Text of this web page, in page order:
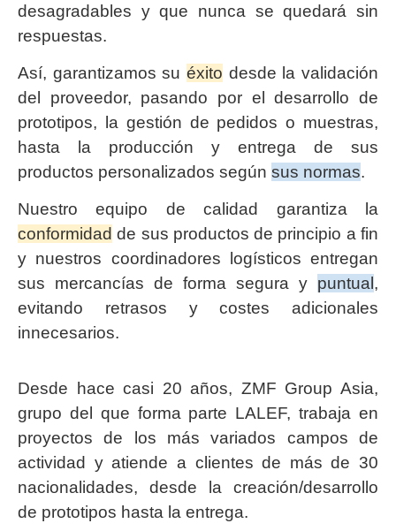
desagradables y que nunca se quedará sin
respuestas.
Así, garantizamos su éxito desde la validación
del proveedor, pasando por el desarrollo de
prototipos, la gestión de pedidos o muestras,
hasta la producción y entrega de sus
productos personalizados según sus normas.
Nuestro equipo de calidad garantiza la
conformidad de sus productos de principio a fin
y nuestros coordinadores logísticos entregan
sus mercancías de forma segura y puntual ,
evitando retrasos y costes adicionales
innecesarios.
Desde hace casi 20 años, ZMF Group Asia,
grupo del que forma parte LALEF, trabaja en
proyectos de los más variados campos de
actividad y atiende a clientes de más de 30
nacionalidades, desde la creación/desarrollo
de prototipos hasta la entrega.